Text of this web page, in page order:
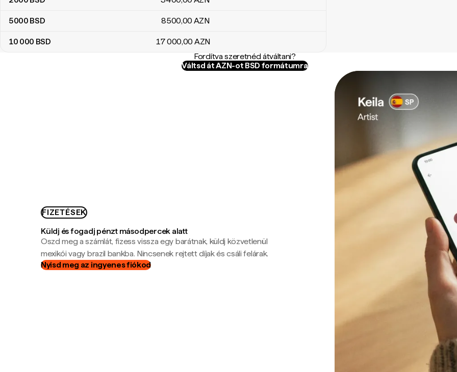
5000 BSD 8500,00 AZN
10 000 BSD 17 000,00 AZN
Fordítva szeretnéd átváltani?
Váltsd át AZN-ot BSD formátumra
FIZETÉSEK
Küldj és fogadj pénzt másodpercek alatt
Oszd meg a számlát, fizess vissza egy barátnak, küldj közvetlenül
mexikói vagy brazil bankba. Nincsenek rejtett díjak és csáli felárak.
Nyisd meg az ingyenes fiókod